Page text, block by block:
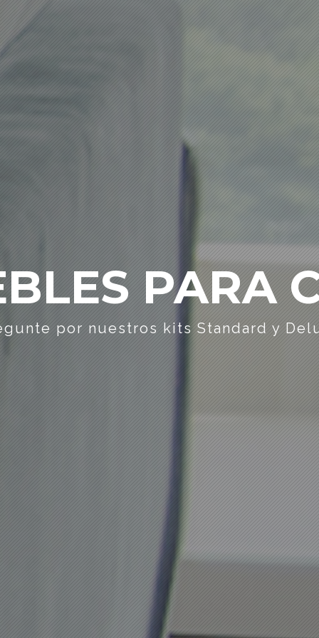
PARA
por nuestros kits Standard y